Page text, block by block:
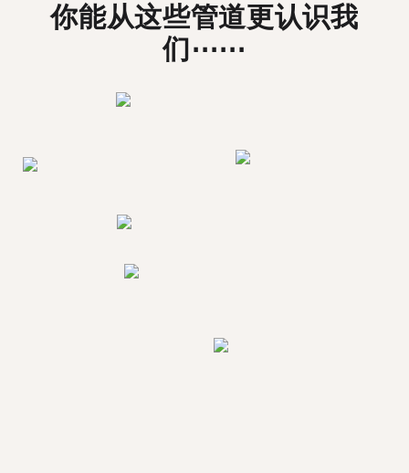
你能从这些管道更认识我
们⋯⋯